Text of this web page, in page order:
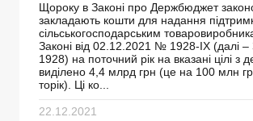
Щороку в Законі про Держбюджет
закладають кошти для надання
сільськогосподарським
Законі від 02.12.2021 № 1928-IX (далі
1928) на поточний рік на вказані цілі з
виділено 4,4 млрд грн (це на 100 млн
торік). Ці ко...
22.12.2021